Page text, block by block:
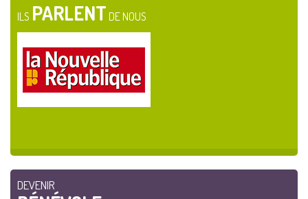
ILS PARLENT DE NOUS
DEVENIR